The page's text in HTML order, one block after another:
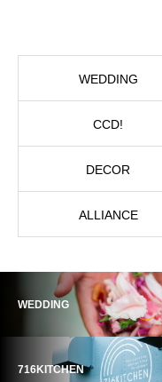
WEDDING
CCD!
DECOR
ALLIANCE
WEDDING
716KITCHEN